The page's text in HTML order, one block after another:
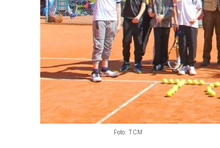
Foto: TCM